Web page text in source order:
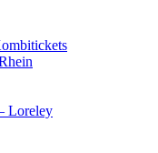
Loreley